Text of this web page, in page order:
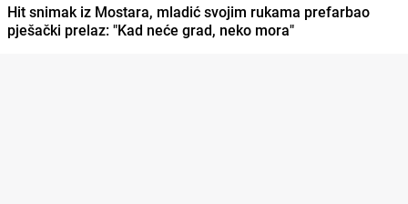
Hit snimak iz Mostara, mladić svojim rukama prefarbao
pješački prelaz: "Kad neće grad, neko mora"